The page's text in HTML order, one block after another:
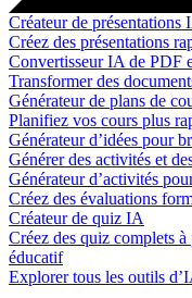
Créateur de présentations
Créez des présentations
Convertisseur IA de PDF
Transformer des
Générateur de plans de
Planifiez vos cours plus
Générateur d’idées pour
Générer des activités et
Générateur d’activités
Créez des évaluations
Créateur de quiz IA
Créez des quiz complets
éducatif
Explorer tous les outils